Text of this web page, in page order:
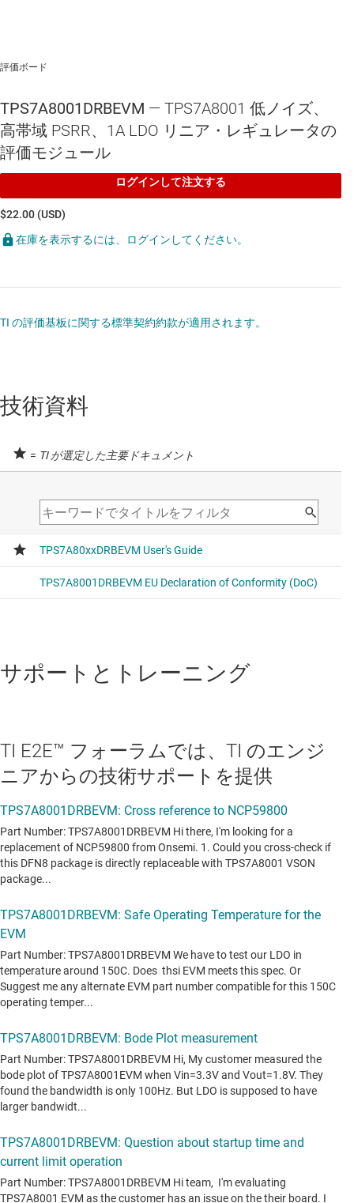
評価ボード
TPS7A8001DRBEVM — TPS7A8001 低ノイズ、
高帯域 PSRR、1A LDO リニア・レギュレータの
評価モジュール
ログインして注文する
$22.00 (USD)
在庫を表示するには、ログインしてください。
TI の評価基板に関する標準契約約款が適用されます。
技術資料
= TI が選定した主要ドキュメント
サポートとトレーニング
TI E2E™ フォーラムでは、TI のエンジ
ニアからの技術サポートを提供